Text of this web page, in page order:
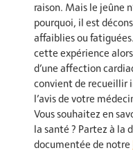
raison. Mais le jeûne
pourquoi, il est
affaiblies ou
cette expérience
d’une affection
convient de recueillir
l’avis de votre
Vous souhaitez en
la santé ? Partez à la
documentée de notre